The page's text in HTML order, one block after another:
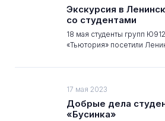
Экскурсия в
со студентами
18 мая студенты групп
«Тьютория» посетили
17 мая 2023
Добрые дела
«Бусинка»